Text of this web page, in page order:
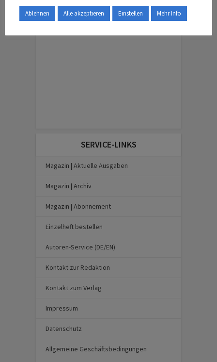
ENGLISH EDITION
SERVICE-LINKS
Magazin | Aktuelle Ausgaben
Magazin | Archiv
Magazin | Abonnement
Einzelheft bestellen
Autoren-Service (DE/EN)
Kontakt zur Redaktion
Kontakt zum Verlag
Impressum
Datenschutz
Allgemeine Geschäftsbedingungen
Ablehnen Alle akzeptieren Einstellen Mehr Info